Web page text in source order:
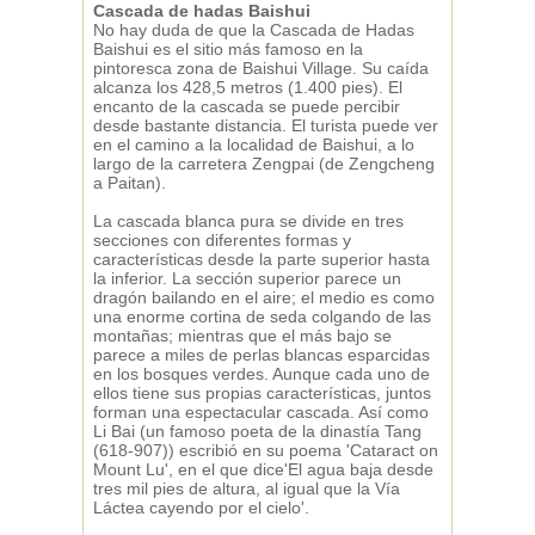
Cascada de hadas Baishui
No hay duda de que la Cascada de Hadas
Baishui es el sitio más famoso en la
pintoresca zona de Baishui Village. Su caída
alcanza los 428,5 metros (1.400 pies). El
encanto de la cascada se puede percibir
desde bastante distancia. El turista puede ver
en el camino a la localidad de Baishui, a lo
largo de la carretera Zengpai (de Zengcheng
a Paitan).
La cascada blanca pura se divide en tres
secciones con diferentes formas y
características desde la parte superior hasta
la inferior. La sección superior parece un
dragón bailando en el aire; el medio es como
una enorme cortina de seda colgando de las
montañas; mientras que el más bajo se
parece a miles de perlas blancas esparcidas
en los bosques verdes. Aunque cada uno de
ellos tiene sus propias características, juntos
forman una espectacular cascada. Así como
Li Bai (un famoso poeta de la dinastía Tang
(618-907)) escribió en su poema 'Cataract on
Mount Lu', en el que dice'El agua baja desde
tres mil pies de altura, al igual que la Vía
Láctea cayendo por el cielo'.